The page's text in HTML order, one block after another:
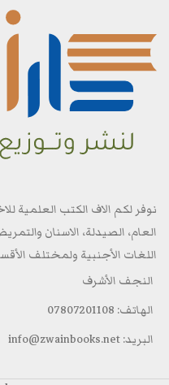
نوفر لكم الاف الكتب العلمية
العام، الصيدلة، الاسنان
اللغات الأجنبية ولمختلف
النجف الأشرف
الهاتف: 07807201108
البريد: info@zwainbooks.net